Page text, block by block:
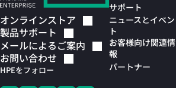
オンラインストア
製品サポート
メールによるご案内
お問い合わせ
HPEをフォロー
サポート
ニュースとイベン
ト
お客様向け関連情
報
パートナー